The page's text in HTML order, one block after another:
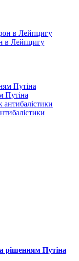
в Лейпцигу
Путіна
рішенням Путіна